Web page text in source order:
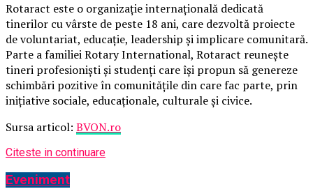
Rotaract este o organizație internațională dedicată
tinerilor cu vârste de peste 18 ani, care dezvoltă proiecte
de voluntariat, educație, leadership și implicare comunitară.
Parte a familiei Rotary International, Rotaract reunește
tineri profesioniști și studenți care își propun să genereze
schimbări pozitive în comunitățile din care fac parte, prin
inițiative sociale, educaționale, culturale și civice.
Sursa articol: BVON.ro
Citeste in continuare
Eveniment